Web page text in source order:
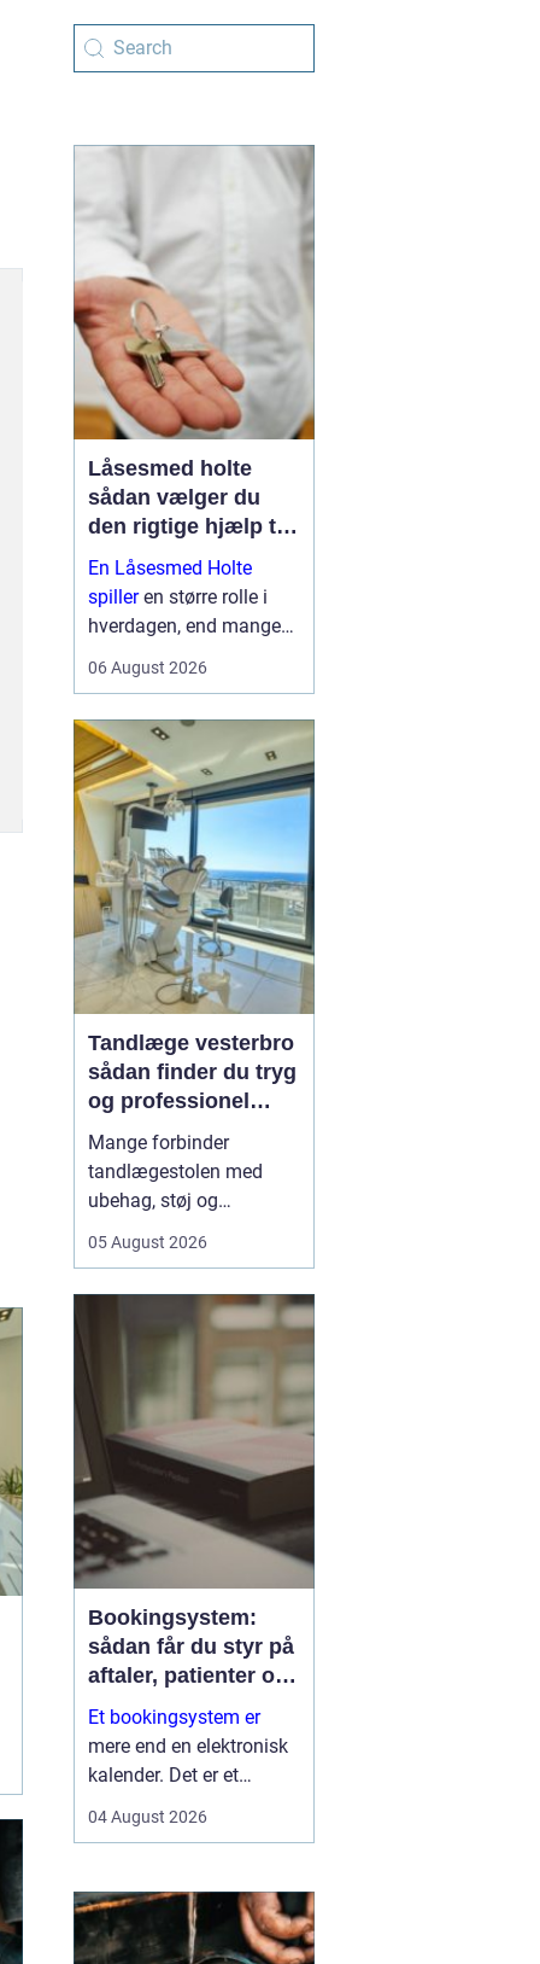
Låsesmed holte
sådan vælger du
den rigtige hjælp til
sikkerhed i
hverdagen
En Låsesmed Holte
spilleren større rolle i
hverdagen, end mange
nøglen knækker i låsen,
der skal opgraderes til
mere moderne
sikkerhedsløsnin...
06 August 2026
Tandlæge vesterbro
sådan finder du tryg
og professionel
tandpleje
Mange forbinder
tandlægestolen med
ubehag, støj og
regelmæssige besøg
sundhed og livskvalitet.
du søger tandlæge
Vesterbro
, handler det
derfor ikke kun om...
05 August 2026
Bookingsystem:
sådan får du styr på
aftaler, patienter og
tid
Et bookingsystem er
mere end en elektronisk
kalender. Det er et
klinikker, behandlere og
at få bedre overblik over
tid, ressourcer og
kontakt til patienter eller
04 August 2026